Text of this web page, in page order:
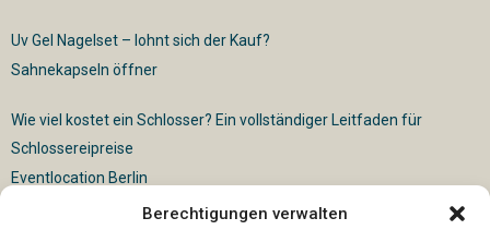
Berechtigungen verwalten
Uv Gel Nagelset – lohnt sich der Kauf?
Sahnekapseln öffner
Wie viel kostet ein Schlosser? Ein vollständiger Leitfaden für
Schlossereipreise
Eventlocation Berlin